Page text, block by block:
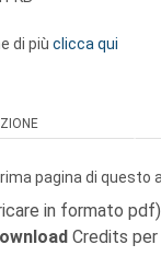
di più clicca qui
pagina di questo
in formato
Credits